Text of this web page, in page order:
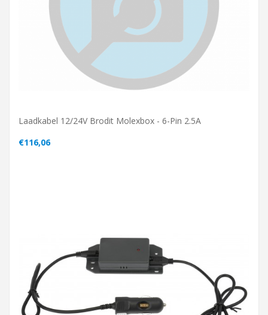
Laadkabel 12/24V Brodit Molexbox - 6-Pin 2.5A
€116,06